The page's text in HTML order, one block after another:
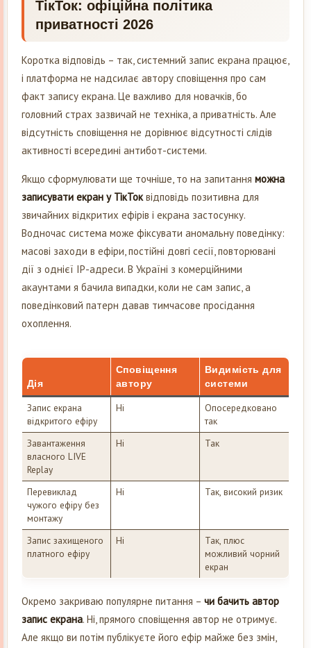
ТікТок: офіційна політика
приватності 2026
Коротка відповідь – так, системний запис екрана працює,
і платформа не надсилає автору сповіщення про сам
факт запису екрана. Це важливо для новачків, бо
головний страх зазвичай не техніка, а приватність. Але
відсутність сповіщення не дорівнює відсутності слідів
активності всередині антибот-системи.
Якщо сформулювати ще точніше, то на запитання можна
записувати екран у ТікТоквідповідь позитивна для
звичайних відкритих ефірів і екрана застосунку.
Водночас система може фіксувати аномальну поведінку:
масові заходи в ефіри, постійні довгі сесії, повторювані
дії з однієї IP-адреси. В Україні з комерційними
акаунтами я бачила випадки, коли не сам запис, а
поведінковий патерн давав тимчасове просідання
охоплення.
Дія
Сповіщення
автору
Видимість для
системи
Запис екрана
відкритого ефіру
Ні
Опосередковано
так
Завантаження
власного LIVE
Replay
Ні Так
Перевиклад
чужого ефіру без
монтажу
Ні Так, високий ризик
Запис захищеного
платного ефіру
Ні
Так, плюс
можливий чорний
екран
Окремо закриваю популярне питання – чи бачить автор
запис екрана. Ні, прямого сповіщення автор не отримує.
Але якщо ви потім публікуєте його ефір майже без змін,